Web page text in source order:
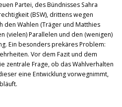
Partei, des Bündnisses Sahra
(BSW), drittens wegen
den Wahlen (Träger und Matthies
(vielen) Parallelen und den (wenigen)
Ein besonders prekäres Problem:
Vor dem Fazit und dem
zentrale Frage, ob das Wahlverhalten
eine Entwicklung vorwegnimmt,